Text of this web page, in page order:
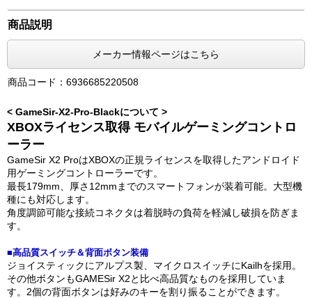
商品説明
メーカー情報ページはこちら
商品コード：6936685220508
< GameSir-X2-Pro-Blackについて >
XBOXライセンス取得 モバイルゲーミングコントロ
ーラー
GameSir X2 ProはXBOXの正規ライセンスを取得したアンドロイド
用ゲーミングコントローラーです。
最長179mm、厚さ12mmまでのスマートフォンが装着可能。大型機
種にも対応します。
角度調節可能な接続コネクタは着脱時の負荷を軽減し破損を防ぎま
す。
■高品質スイッチ＆背面ボタン装備
ジョイスティックにアルプス製、マイクロスイッチにKailhを採用。
その他ボタンもGAMESir X2と比べ高品質なものを採用していま
す。2個の背面ボタンは好みのキーを割り振ることができます。